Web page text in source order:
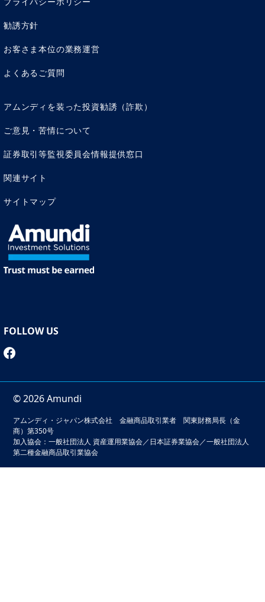
勧誘方針
お客さま本位の業務運営
よくあるご質問
アムンディを装った投資勧誘（詐欺）
ご意見・苦情について
証券取引等監視委員会情報提供窓口
関連サイト
サイトマップ
FOLLOW US
© 2026 Amundi
アムンディ・ジャパン株式会社 金融商品取引業者 関東財務局長（金
商）第350号
加入協会：一般社団法人 資産運用業協会／日本証券業協会／一般社団法人
第二種金融商品取引業協会